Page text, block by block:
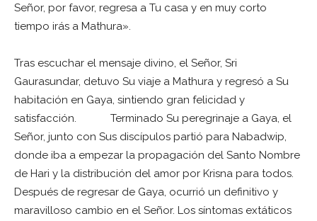
Señor, por favor, regresa a Tu casa y en muy corto
tiempo irás a Mathura».
Tras escuchar el mensaje divino, el Señor, Sri
Gaurasundar, detuvo Su viaje a Mathura y regresó a Su
habitación en Gaya, sintiendo gran felicidad y
satisfacción. Terminado Su peregrinaje a Gaya, el
Señor, junto con Sus discípulos partió para Nabadwip,
donde iba a empezar la propagación del Santo Nombre
de Hari y la distribución del amor por Krisna para todos.
Después de regresar de Gaya, ocurrió un definitivo y
maravilloso cambio en el Señor. Los síntomas extáticos